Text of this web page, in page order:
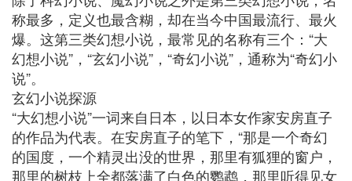
称最多，定义也最含糊，却在当今中国最流行、最火
爆。这第三类幻想小说，最常见的名称有三个：“大
幻想小说”，“玄幻小说”，“奇幻小说”，通称为“奇幻小
说”。
玄幻小说探源
“大幻想小说”一词来自日本，以日本女作家安房直子
的作品为代表。在安房直子的笔下，“那是一个奇幻
的国度，一个精灵出没的世界，那里有狐狸的窗户，
那里的树枝上全都落满了白色的鹦鹉，那里听得见女